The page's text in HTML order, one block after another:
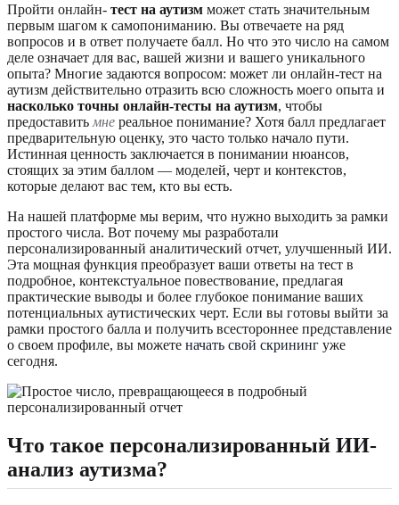
Пройти онлайн- тест на аутизм может стать значительным
первым шагом к самопониманию. Вы отвечаете на ряд
вопросов и в ответ получаете балл. Но что это число на самом
деле означает для вас, вашей жизни и вашего уникального
опыта? Многие задаются вопросом: может ли онлайн-тест на
аутизм действительно отразить всю сложность моего опыта и
насколько точны онлайн-тесты на аутизм, чтобы
предоставить мне реальное понимание? Хотя балл предлагает
предварительную оценку, это часто только начало пути.
Истинная ценность заключается в понимании нюансов,
стоящих за этим баллом — моделей, черт и контекстов,
которые делают вас тем, кто вы есть.
На нашей платформе мы верим, что нужно выходить за рамки
простого числа. Вот почему мы разработали
персонализированный аналитический отчет, улучшенный ИИ.
Эта мощная функция преобразует ваши ответы на тест в
подробное, контекстуальное повествование, предлагая
практические выводы и более глубокое понимание ваших
потенциальных аутистических черт. Если вы готовы выйти за
рамки простого балла и получить всестороннее представление
о своем профиле, вы можете начать свой скрининг уже
сегодня.
Что такое персонализированный ИИ-
анализ аутизма?